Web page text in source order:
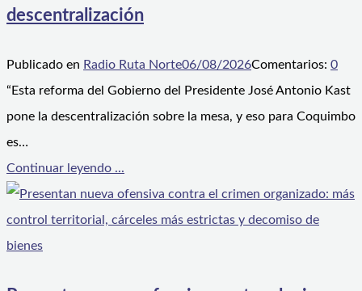
descentralización
Publicado en Radio Ruta Norte06/08/2026Comentarios: 0
“Esta reforma del Gobierno del Presidente José Antonio Kast
pone la descentralización sobre la mesa, y eso para Coquimbo
es…
Continuar leyendo ...